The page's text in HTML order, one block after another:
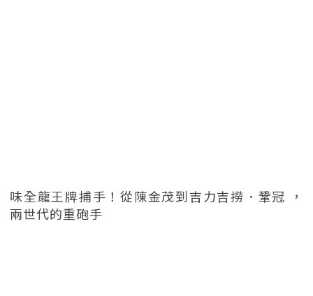
味全龍王牌捕手！從陳金茂到吉力吉撈．鞏冠 ，
兩世代的重砲手